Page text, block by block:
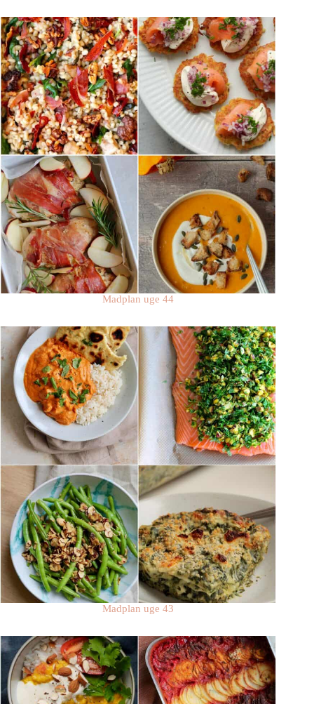
Madplan uge 44
Madplan uge 43